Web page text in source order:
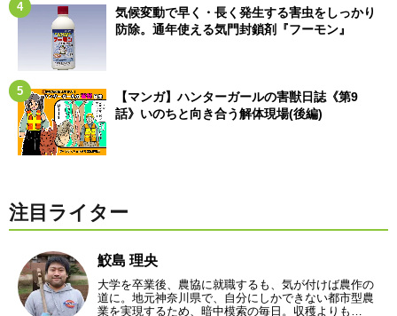
気候変動で早く・長く発生する害虫をしっかり
防除。通年使える気門封鎖剤『フーモン』
【マンガ】ハンターガールの害獣日誌《第9
話》いのちと向き合う解体現場(後編)
注目ライター
鮫島 理央
大学を卒業後、農協に就職するも、気が付けば農作の
道に。地元神奈川県で、自分にしかできない都市型農
業を実現するため、暗中模索の毎日。収穫よりも…